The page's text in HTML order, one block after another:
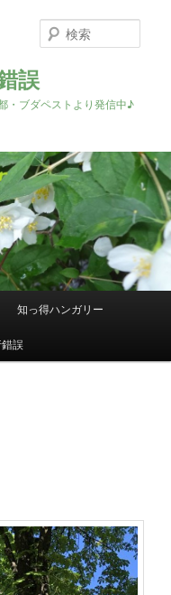
誤
・ブダペストより発信中♪
索
知っ得ハンガリー
誤